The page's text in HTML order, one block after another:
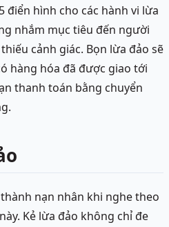
điển hình cho các hành vi lừa
nhắm mục tiêu đến người
cảnh giác. Bọn lừa đảo sẽ
hàng hóa đã được giao tới
thanh toán bằng chuyển
nạn nhân khi nghe theo
Kẻ lừa đảo không chỉ đe